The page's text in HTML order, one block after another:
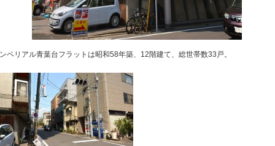
ペリアル青葉台フラットは昭和58年築、12階建て、総世帯数33戸。